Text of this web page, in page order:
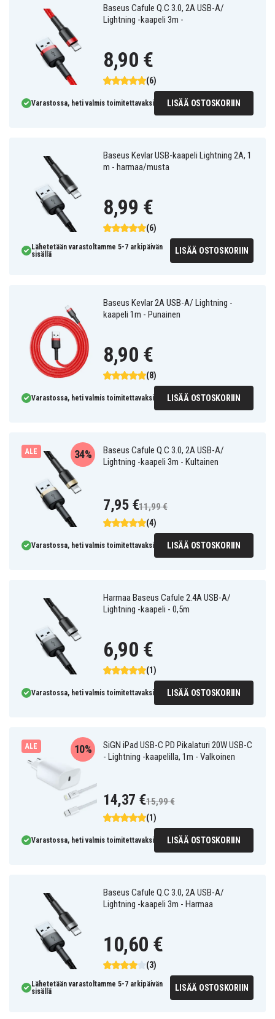
Baseus Cafule Q.C 3.0, 2A USB-A/
Lightning -kaapeli 3m -
(6)
8,90 €
Varastossa, heti valmis toimitettavaksi LISÄÄ OSTOSKORIIN
Baseus Kevlar USB-kaapeli Lightning 2A, 1
m - harmaa/musta
(6)
8,99 €
Lähetetään varastoltamme 5-7 arkipäivän
sisällä
LISÄÄ OSTOSKORIIN
Baseus Kevlar 2A USB-A/ Lightning -
kaapeli 1m - Punainen
(8)
8,90 €
Varastossa, heti valmis toimitettavaksi LISÄÄ OSTOSKORIIN
ALE
Baseus Cafule Q.C 3.0, 2A USB-A/
Lightning -kaapeli 3m - Kultainen
(4)
34%
7,95 €11,99 €
Varastossa, heti valmis toimitettavaksi LISÄÄ OSTOSKORIIN
Harmaa Baseus Cafule 2.4A USB-A/
Lightning -kaapeli - 0,5m
(1)
6,90 €
Varastossa, heti valmis toimitettavaksi LISÄÄ OSTOSKORIIN
ALE
SiGN iPad USB-C PD Pikalaturi 20W USB-C
- Lightning -kaapelilla, 1m - Valkoinen
(1)
10%
14,37 €15,99 €
Varastossa, heti valmis toimitettavaksi LISÄÄ OSTOSKORIIN
Baseus Cafule Q.C 3.0, 2A USB-A/
Lightning -kaapeli 3m - Harmaa
(3)
10,60 €
Lähetetään varastoltamme 5-7 arkipäivän
sisällä
LISÄÄ OSTOSKORIIN